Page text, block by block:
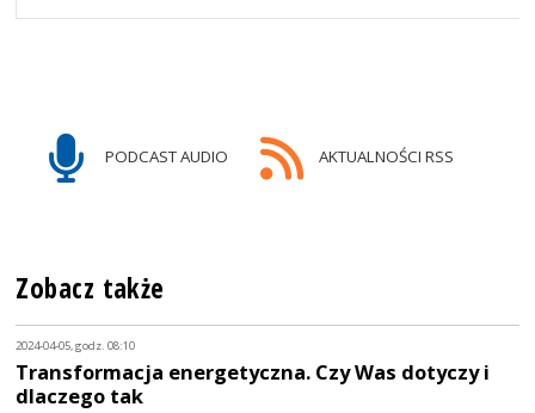
PODCAST AUDIO AKTUALNOŚCI RSS
Zobacz także
2024-04-05, godz. 08:10
Transformacja energetyczna. Czy Was dotyczy i
dlaczego tak